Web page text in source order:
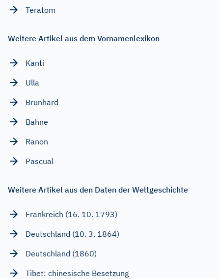
Teratom
Weitere Artikel aus dem Vornamenlexikon
Kanti
Ulla
Brunhard
Bahne
Ranon
Pascual
Weitere Artikel aus den Daten der Weltgeschichte
Frankreich (16. 10. 1793)
Deutschland (10. 3. 1864)
Deutschland (1860)
Tibet: chinesische Besetzung